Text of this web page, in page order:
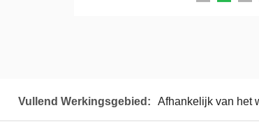
Vullend Werkingsgebied: Afhankelijk van het